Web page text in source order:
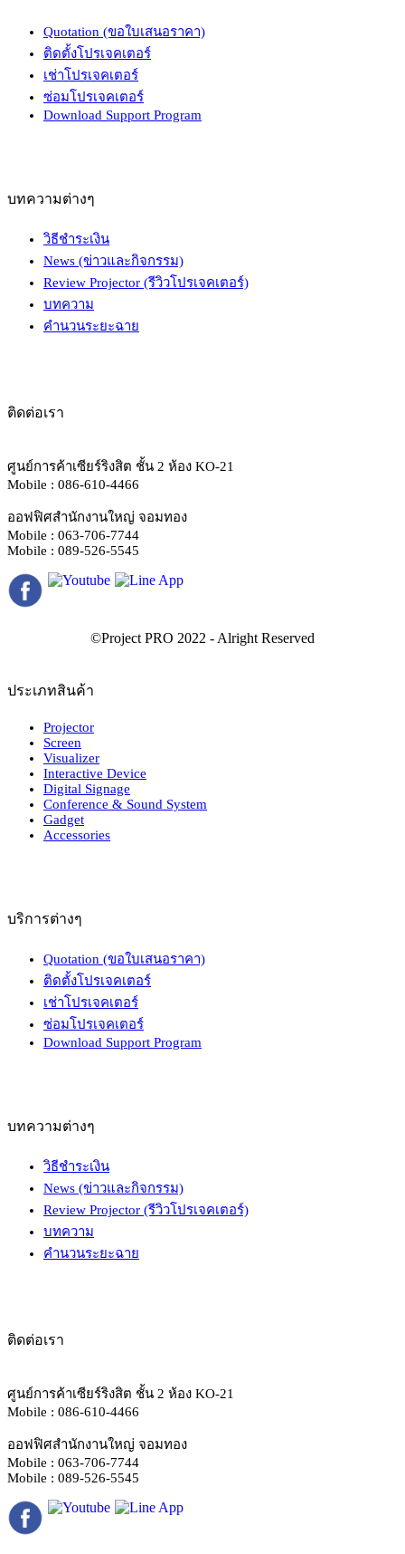
Quotation (ขอใบเสนอราคา)
ติดตั้งโปรเจคเตอร์
เช่าโปรเจคเตอร์
ซ่อมโปรเจคเตอร์
Download Support Program
บทความต่างๆ
วิธีชำระเงิน
News (ข่าวและกิจกรรม)
Review Projector (รีวิวโปรเจคเตอร์)
บทความ
คำนวนระยะฉาย
ติดต่อเรา
ศูนย์การค้าเซียร์ริงสิต ชั้น 2 ห้อง KO-21
Mobile : 086-610-4466
ออฟฟิศสำนักงานใหญ่ จอมทอง
Mobile : 063-706-7744
Mobile : 089-526-5545
ประเภทสินค้า
Projector
Screen
Visualizer
Interactive Device
Digital Signage
Conference & Sound System
Gadget
Accessories
บริการต่างๆ
Quotation (ขอใบเสนอราคา)
ติดตั้งโปรเจคเตอร์
เช่าโปรเจคเตอร์
ซ่อมโปรเจคเตอร์
Download Support Program
บทความต่างๆ
วิธีชำระเงิน
News (ข่าวและกิจกรรม)
Review Projector (รีวิวโปรเจคเตอร์)
บทความ
คำนวนระยะฉาย
ติดต่อเรา
ศูนย์การค้าเซียร์ริงสิต ชั้น 2 ห้อง KO-21
Mobile : 086-610-4466
ออฟฟิศสำนักงานใหญ่ จอมทอง
Mobile : 063-706-7744
Mobile : 089-526-5545